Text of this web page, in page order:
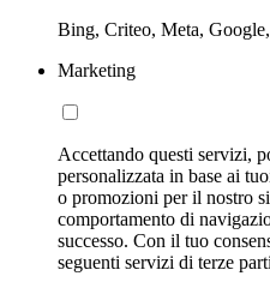
Bing, Criteo, Meta,
Marketing
Accettando questi servizi,
personalizzata in base ai
o promozioni per il nostro
comportamento di
successo. Con il tuo
seguenti servizi di terze